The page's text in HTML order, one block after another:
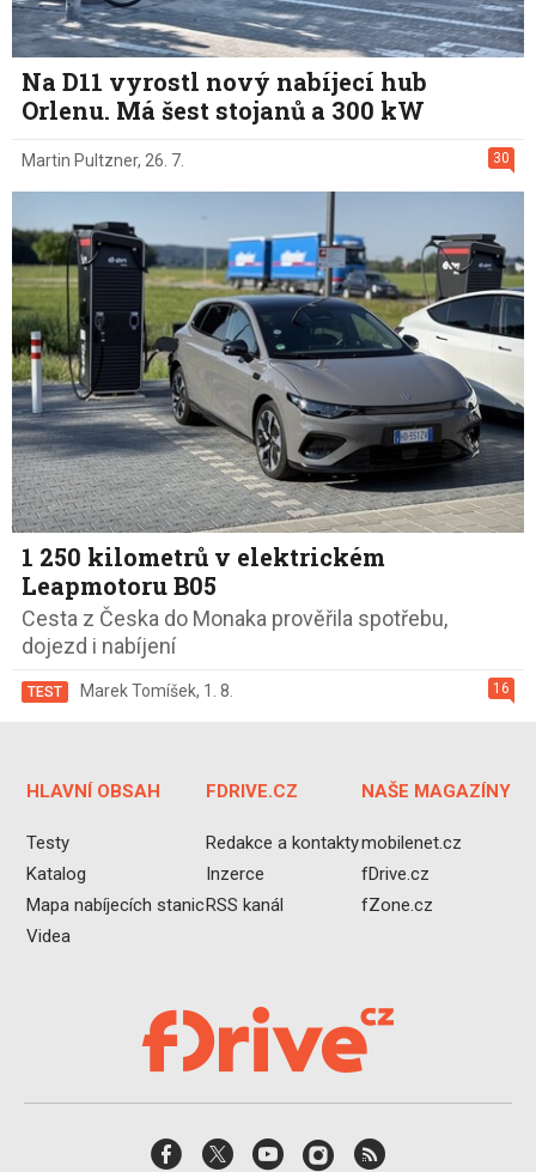
Na D11 vyrostl nový nabíjecí hub
Orlenu. Má šest stojanů a 300 kW
30
Martin Pultzner, 26. 7.
1 250 kilometrů v elektrickém
Leapmotoru B05
Cesta z Česka do Monaka prověřila spotřebu,
dojezd i nabíjení
16
TEST Marek Tomíšek, 1. 8.
HLAVNÍ OBSAH
Testy
Katalog
Mapa nabíjecích stanic
Videa
FDRIVE.CZ
Redakce a kontakty
Inzerce
RSS kanál
NAŠE MAGAZÍNY
mobilenet.cz
fDrive.cz
fZone.cz